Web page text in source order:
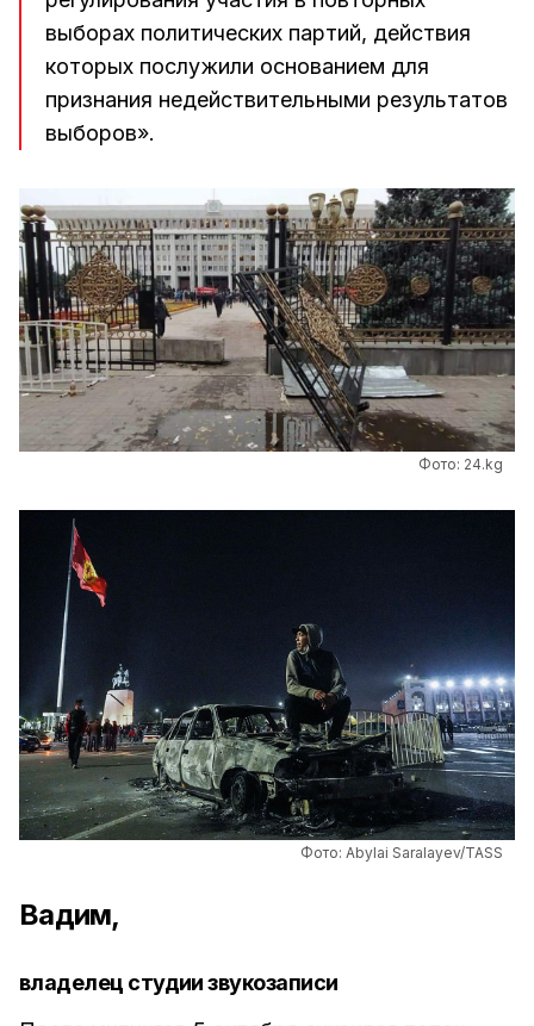
выборах политических партий, действия
которых послужили основанием для
признания недействительными результатов
выборов».
Фото: 24.kg
Фото: Abylai Saralayev/TASS
Вадим,
владелец студии звукозаписи